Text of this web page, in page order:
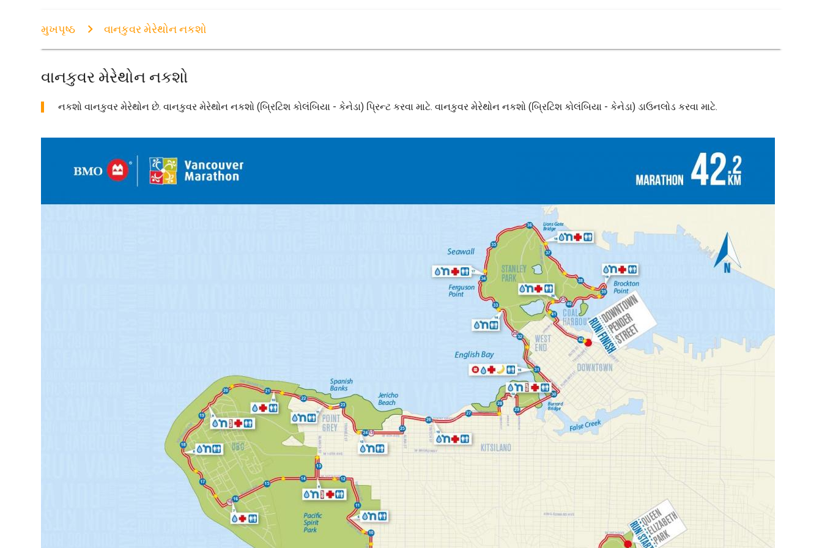
મુખપૃષ્ઠ વાનકુવર મેરેથોન નકશો
વાનકુવર મેરેથોન નકશો
નકશો વાનકુવર મેરેથોન છે. વાનકુવર મેરેથોન નકશો (બ્રિટિશ કોલંબિયા - કેનેડા) પ્રિન્ટ કરવા માટે. વાનકુવર મેરેથોન નકશો (બ્રિટિશ કોલંબિયા - કેનેડા) ડાઉનલોડ કરવા માટે.